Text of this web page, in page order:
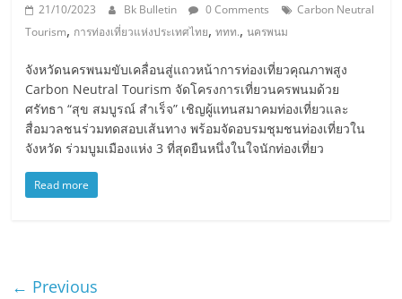
21/10/2023 Bk Bulletin 0 Comments
Carbon Neutral
Tourism, การท่องเที่ยวแห่งประเทศไทย,ททท.,นครพนม
จังหวัดนครพนมขับเคลื่อนสู่แถวหน้าการท่องเที่ยวคุณภาพสูง
Carbon Neutral Tourism จัดโครงการเที่ยวนครพนมด้วย
ศรัทธา “สุข สมบูรณ์ สำเร็จ” เชิญผู้แทนสมาคมท่องเที่ยวและ
สื่อมวลชนร่วมทดสอบเส้นทาง พร้อมจัดอบรมชุมชนท่องเที่ยวใน
จังหวัด ร่วมบูมเมืองแห่ง 3 ที่สุดยืนหนึ่งในใจนักท่องเที่ยว
Read more
← Previous